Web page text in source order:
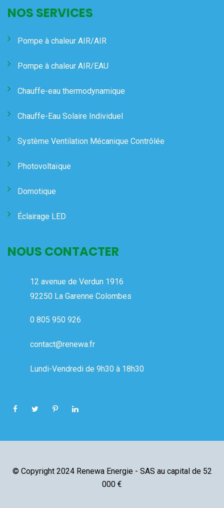
NOS SERVICES
Pompe à chaleur AIR/AIR
Pompe à chaleur AIR/EAU
Chauffe-eau thermodynamique
Chauffe-Eau Solaire Individuel
Système Ventilation Mécanique Contrôlée
Photovoltaïque
Domotique
Éclairage LED
NOUS CONTACTER
12 avenue de Verdun 1916
92250 La Garenne Colombes
0 805 950 926
contact@renewa.fr
Lundi-Vendredi de 9h30 à 18h30
© Copyright 2024 Renewa Energie - SAS au capital de 52
000 €